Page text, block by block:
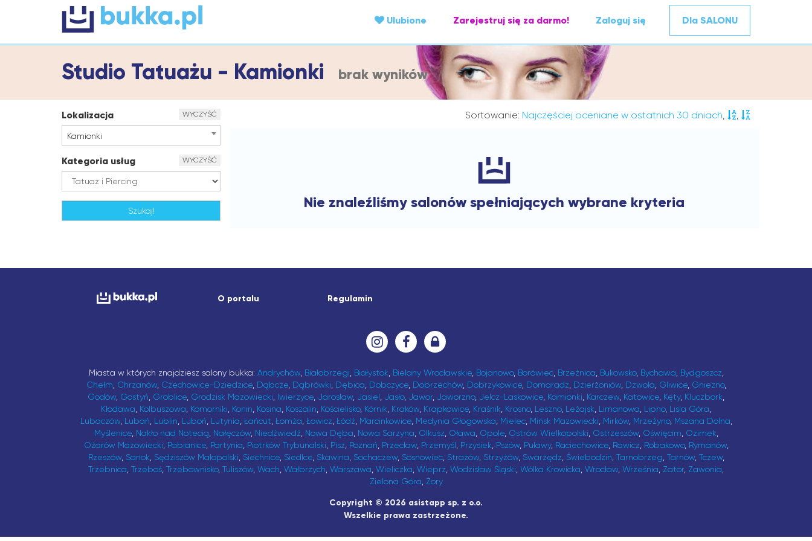
Ulubione Zarejestruj się za darmo! Zaloguj się Dla SALONU
Studio Tatuażu - Kamionki brak wyników
Lokalizacja WYCZYŚĆ
Kamionki
Kategoria usług WYCZYŚĆ
Sortowanie: Najczęściej oceniane w ostatnich 30 dniach, ,
Nie znaleźliśmy salonów spełniających wybrane kryteria
O portalu Regulamin
Miasta w których znajdziesz salony bukka: Andrychów, Białobrzegi Białystok Bielany Wrocławskie, Bojanowo, Borówiec, Brzeźnica Bukowsko, Bychawa Bydgoszcz
Chełm Chrzanów, Czechowice-Dziedzice, Dąbcze, Dąbrówki Dębica Dobczyce, Dobrzechów, Dobrzykowice, Domaradz Dzierżoniów, Dzwola Gliwice, Gniezno,
Godów Gostyń Groblice Grodzisk Mazowiecki Iwierzyce Jarosław Jasiel Jasło, Jawor Jaworzno, Jelcz-Laskowice Kamionki Karczew Katowice Kęty, Kluczbork
Kłodawa Kolbuszowa Komorniki Konin Kosina Koszalin Kościelisko, Kórnik Kraków Krapkowice Kraśnik Krosno, Leszno, Leżajsk Limanowa Lipno, Lisia Góra
Lubaczów, Lubań Lublin Luboń Lutynia Łańcut Łomża Łowicz Łódź Marcinkowice, Medynia Głogowska Mielec, Mińsk Mazowiecki Mirków, Mrzeżyno, Mszana Dolna
Myślenice, Nakło nad Notecią Nałęczów, Niedźwiedź Nowa Dęba Nowa Sarzyna Olkusz Oława Opole, Ostrów Wielkopolski Ostrzeszów, Oświęcim Ozimek
Ożarów Mazowiecki Pabianice, Partynia Piotrków Trybunalski Pisz Poznań Przecław, Przemyśl Przysiek Pszów, Puławy, Raciechowice, Rawicz Robakowo, Rymanów,
Rzeszów, Sanok Sędziszów Małopolski Siechnice, Siedlce, Skawina Sochaczew, Sosnowiec, Strażów, Strzyżów, Swarzędz Świebodzin Tarnobrzeg Tarnów, Tczew,
Trzebnica Trzeboś Trzebownisko, Tuliszów Wach Wałbrzych Warszawa Wieliczka Wieprz Wodzisław Śląski Wólka Krowicka Wrocław Września Zator Zawonia
Zielona Góra Żory
Copyright © 2026 asistapp sp. z o.o.
Wszelkie prawa zastrzeżone.